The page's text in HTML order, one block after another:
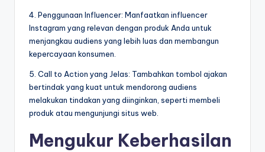
4. Penggunaan Influencer: Manfaatkan influencer
Instagram yang relevan dengan produk Anda untuk
menjangkau audiens yang lebih luas dan membangun
kepercayaan konsumen.
5. Call to Action yang Jelas: Tambahkan tombol ajakan
bertindak yang kuat untuk mendorong audiens
melakukan tindakan yang diinginkan, seperti membeli
produk atau mengunjungi situs web.
Mengukur Keberhasilan